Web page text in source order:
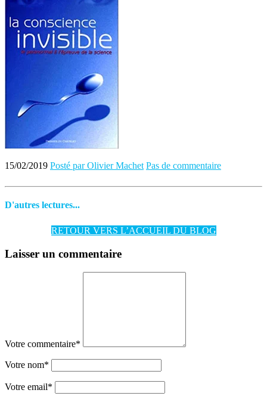
15/02/2019 Posté par Olivier Machet Pas de commentaire
D'autres lectures...
RETOUR VERS L’ACCUEIL DU BLOG
Laisser un commentaire
Votre commentaire*
Votre nom*
Votre email*